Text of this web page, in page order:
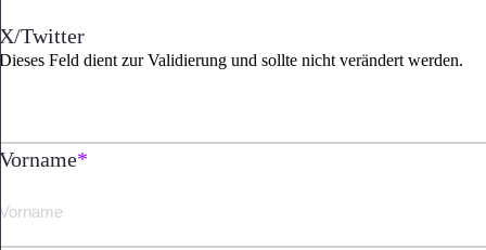
X/Twitter
Dieses Feld dient zur Validierung und sollte nicht verändert werden.
Vorname*